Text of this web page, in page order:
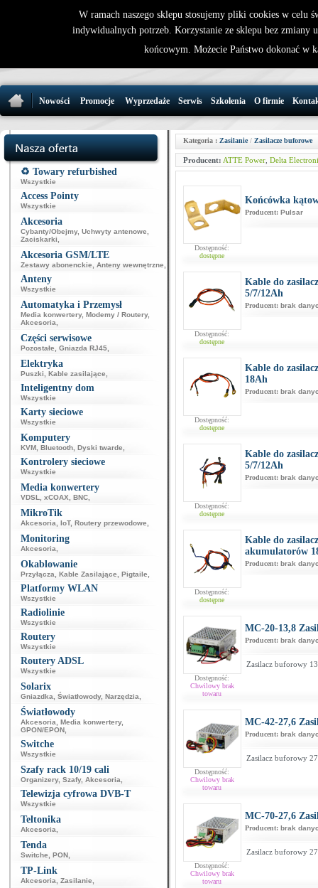
32 721 86
Nowości Promocje Wyprzedaże Serwis Szkolenia O firmie
♻️ Towary refurbished
Wszystkie
Access Pointy
Wszystkie
Akcesoria
Cybanty/Obejmy, Uchwyty antenowe
Zaciskarki
Akcesoria GSM/LTE
Zestawy abonenckie Anteny wewnętrzne
Anteny
Wszystkie
Automatyka i Przemysł
Media konwertery, Modemy / Routery,
Akcesoria
Części serwisowe
Pozostałe Gniazda RJ45
Elektryka
Puszki Kable zasilające
Inteligentny dom
Wszystkie
Karty sieciowe
Wszystkie
Komputery
KVM Bluetooth Dyski twarde
Kontrolery sieciowe
Wszystkie
Media konwertery
VDSL xCOAX BNC
MikroTik
Akcesoria IoT, Routery przewodowe
Monitoring
Akcesoria
Okablowanie
Przyłącza Kable Zasilające Pigtaile
Platformy WLAN
Wszystkie
Radiolinie
Wszystkie
Routery
Wszystkie
Routery ADSL
Wszystkie
Solarix
Gniazdka Światłowody, Narzędzia
Światłowody
Akcesoria Media konwertery,
GPON/EPON
Switche
Wszystkie
Szafy rack 10/19 cali
Organizery, Szafy, Akcesoria
Telewizja cyfrowa DVB-T
Wszystkie
Teltonika
Akcesoria
Tenda
Switche PON
TP-Link
Akcesoria Zasilanie
Kategoria : Zasilanie/ Zasilacze buforowe
Producent: ATTE Power, Delta
Dostępność:
dostępne
Końcówka
Producent: Pulsar
Dostępność:
dostępne
Kable do
5/7/12Ah
Producent: brak
Dostępność:
dostępne
Kable do
18Ah
Producent: brak
Dostępność:
dostępne
Kable do
5/7/12Ah
Producent: brak
Dostępność:
dostępne
Kable do
akumulatorów
Producent: brak
Dostępność:
Chwilowy brak
towaru
MC-20-13,8
Producent: brak
Zasilacz buforowy
Dostępność:
Chwilowy brak
towaru
MC-42-27,6
Producent: brak
Zasilacz buforowy
Dostępność:
Chwilowy brak
towaru
MC-70-27,6
Producent: brak
Zasilacz buforowy
W ramach naszego sklepu stosujemy pliki cookies w celu
indywidualnych potrzeb. Korzystanie ze sklepu bez zmiany
końcowym. Możecie Państwo dokonać w